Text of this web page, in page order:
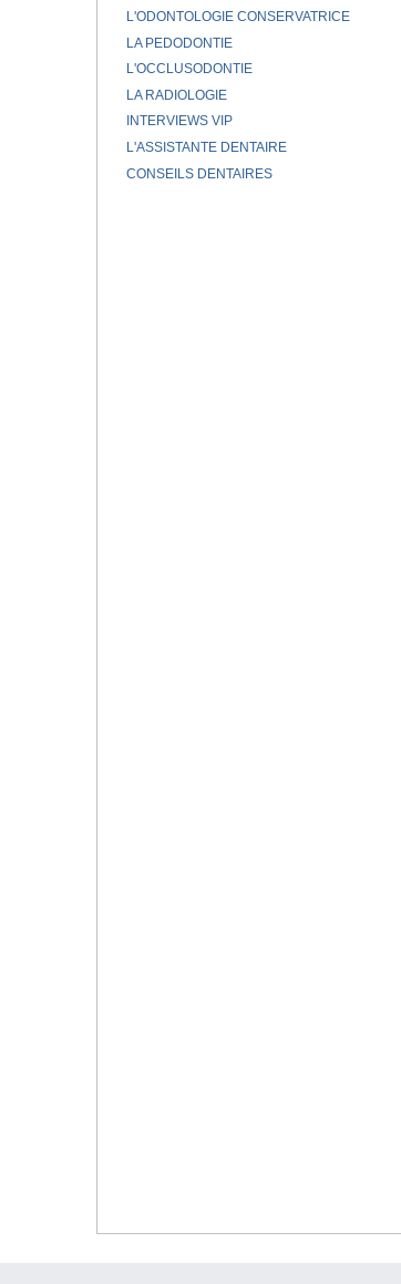
L'ODONTOLOGIE CONSERVATRICE
LA PEDODONTIE
L'OCCLUSODONTIE
LA RADIOLOGIE
INTERVIEWS VIP
L'ASSISTANTE DENTAIRE
CONSEILS DENTAIRES